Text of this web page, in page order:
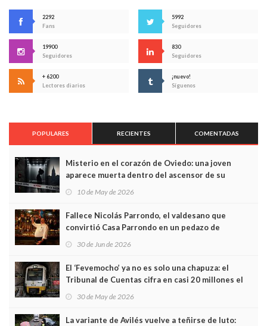
2292
Fans
5992
Seguidores
19900
Seguidores
830
Seguidores
+ 6200
Lectores diarios
¡nuevo!
Síguenos
POPULARES RECIENTES COMENTADAS
Misterio en el corazón de Oviedo: una joven
aparece muerta dentro del ascensor de su
edificio y las cámaras captan sus últimos minutos
10 de May de 2026
Fallece Nicolás Parrondo, el valdesano que
convirtió Casa Parrondo en un pedazo de
Asturias en Madrid
30 de Jun de 2026
El ‘Fevemocho’ ya no es solo una chapuza: el
Tribunal de Cuentas cifra en casi 20 millones el
sobrecoste de los trenes que no cabían por los
30 de May de 2026
La variante de Avilés vuelve a teñirse de luto: